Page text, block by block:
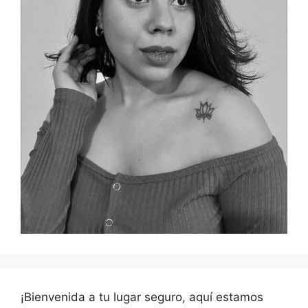
¡Bienvenida a tu lugar seguro, aquí estamos